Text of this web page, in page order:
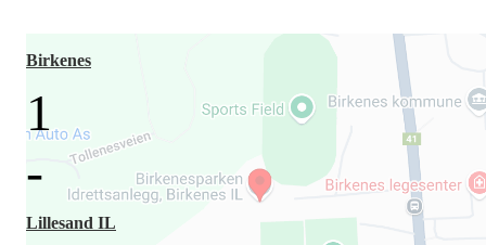
Birkenes
1
-
Lillesand IL